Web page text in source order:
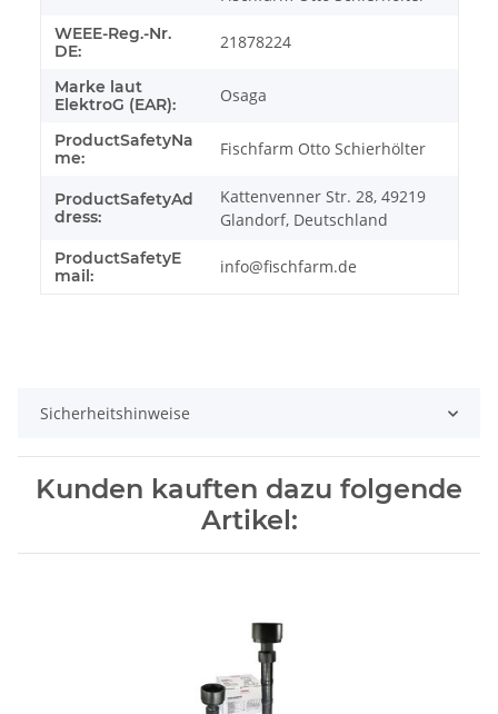
WEEE-Reg.-Nr.
DE:
21878224
Marke laut
ElektroG (EAR):
Osaga
ProductSafetyNa
me:
Fischfarm Otto Schierhölter
ProductSafetyAd
dress:
Kattenvenner Str. 28, 49219
Glandorf, Deutschland
ProductSafetyE
mail:
info@fischfarm.de
Sicherheitshinweise
Kunden kauften dazu folgende
Artikel: